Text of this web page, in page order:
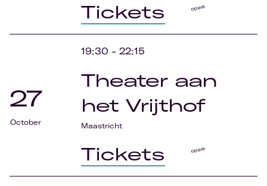
opera
Tickets
27
October
opera
19:30 - 22:15
Theater aan
het Vrijthof
Maastricht
Tickets